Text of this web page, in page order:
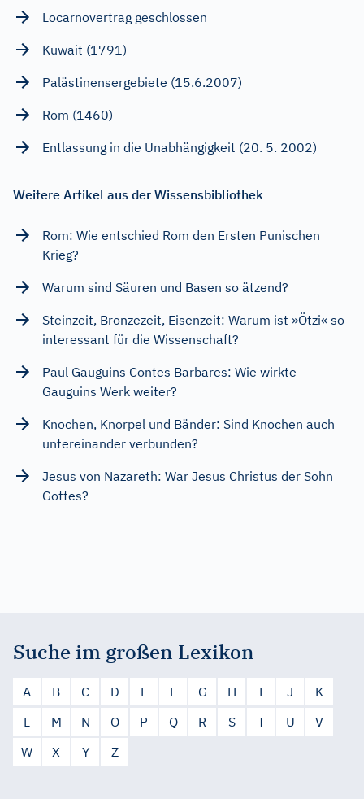
Locarnovertrag geschlossen
Kuwait (1791)
Palästinensergebiete (15.6.2007)
Rom (1460)
Entlassung in die Unabhängigkeit (20. 5. 2002)
Weitere Artikel aus der Wissensbibliothek
Rom: Wie entschied Rom den Ersten Punischen
Krieg?
Warum sind Säuren und Basen so ätzend?
Steinzeit, Bronzezeit, Eisenzeit: Warum ist »Ötzi« so
interessant für die Wissenschaft?
Paul Gauguins Contes Barbares: Wie wirkte
Gauguins Werk weiter?
Knochen, Knorpel und Bänder: Sind Knochen auch
untereinander verbunden?
Jesus von Nazareth: War Jesus Christus der Sohn
Gottes?
Suche im großen Lexikon
A B C D E F G H I J
K
L
M N O P Q R S T U
V
W
X Y Z